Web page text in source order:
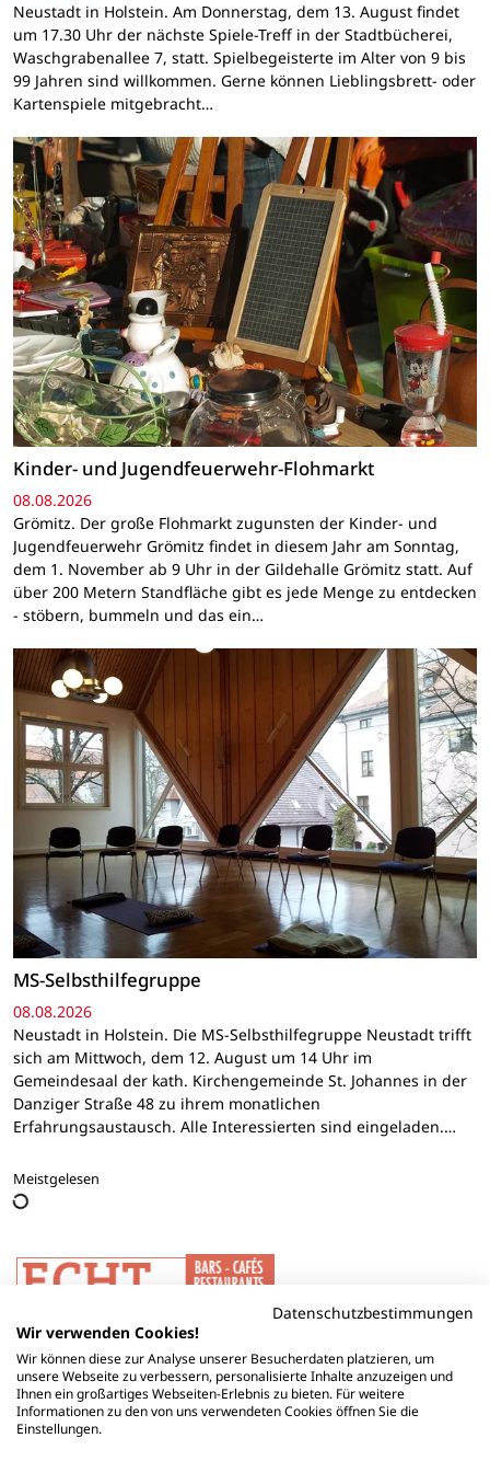
Neustadt in Holstein. Am Donnerstag, dem 13. August findet
um 17.30 Uhr der nächste Spiele-Treff in der Stadtbücherei,
Waschgrabenallee 7, statt. Spielbegeisterte im Alter von 9 bis
99 Jahren sind willkommen. Gerne können Lieblingsbrett- oder
Kartenspiele mitgebracht…
Kinder- und Jugendfeuerwehr-Flohmarkt
08.08.2026
Grömitz. Der große Flohmarkt zugunsten der Kinder- und
Jugendfeuerwehr Grömitz findet in diesem Jahr am Sonntag,
dem 1. November ab 9 Uhr in der Gildehalle Grömitz statt. Auf
über 200 Metern Standfläche gibt es jede Menge zu entdecken
- stöbern, bummeln und das ein…
MS-Selbsthilfegruppe
08.08.2026
Neustadt in Holstein. Die MS-Selbsthilfegruppe Neustadt trifft
sich am Mittwoch, dem 12. August um 14 Uhr im
Gemeindesaal der kath. Kirchengemeinde St. Johannes in der
Danziger Straße 48 zu ihrem monatlichen
Erfahrungsaustausch. Alle Interessierten sind eingeladen.…
Meistgelesen
Datenschutzbestimmungen
Wir verwenden Cookies!
Wir können diese zur Analyse unserer Besucherdaten platzieren, um
unsere Webseite zu verbessern, personalisierte Inhalte anzuzeigen und
Ihnen ein großartiges Webseiten-Erlebnis zu bieten. Für weitere
Informationen zu den von uns verwendeten Cookies öffnen Sie die
Einstellungen.